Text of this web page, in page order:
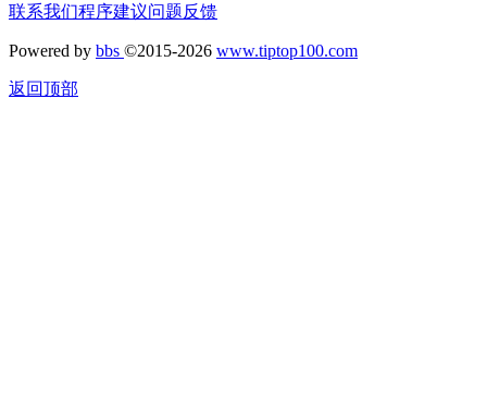
联系我们程序建议问题反馈
Powered by bbs ©2015-2026 www.tiptop100.com
返回顶部